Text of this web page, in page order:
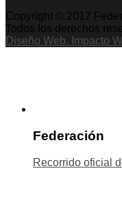
Copyright © 2017
Todos los derechos
Diseño Web. Impacto
Federación
Recorrido oficial